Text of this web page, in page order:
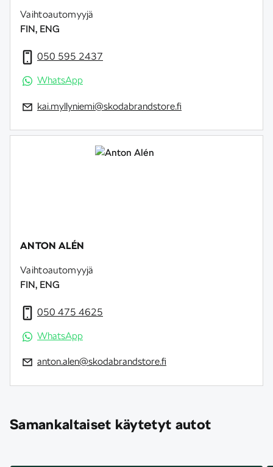
Vaihtoautomyyjä
FIN, ENG
050 595 2437
WhatsApp
kai.myllyniemi@skodabrandstore.fi
ANTON ALÉN
Vaihtoautomyyjä
FIN, ENG
050 475 4625
WhatsApp
anton.alen@skodabrandstore.fi
Samankaltaiset käytetyt autot